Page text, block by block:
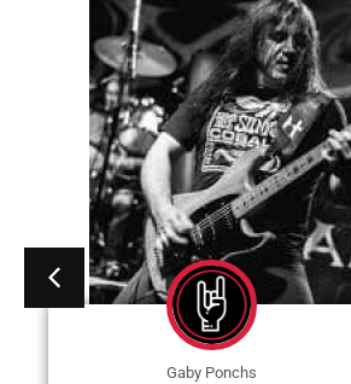
Gaby Ponchs